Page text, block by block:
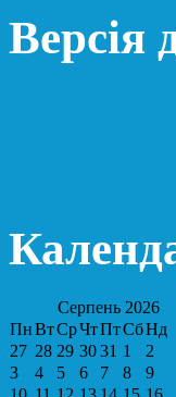
Версія
Серпень 2026
ПнВтСрЧтПтСбНд
27 28 29 3031 1
2
3
4 5 6 7 8
9